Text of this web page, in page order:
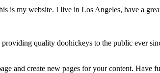
is my website. I live in Los Angeles, have a
quality doohickeys to the public ever
and create new pages for your content. Have